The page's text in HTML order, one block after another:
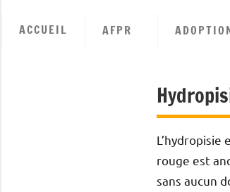
ACCUEIL AFPR
rouge est
sans aucun